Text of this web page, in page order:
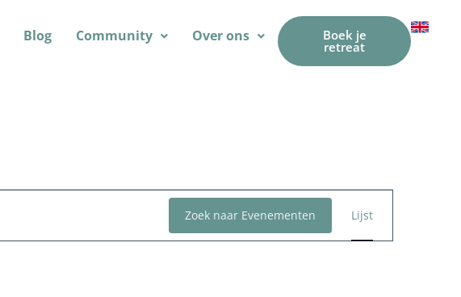
Blog Community Over ons Boek je
retreat
Zoek naar Evenementen
weergaven
navigatie
Lijst